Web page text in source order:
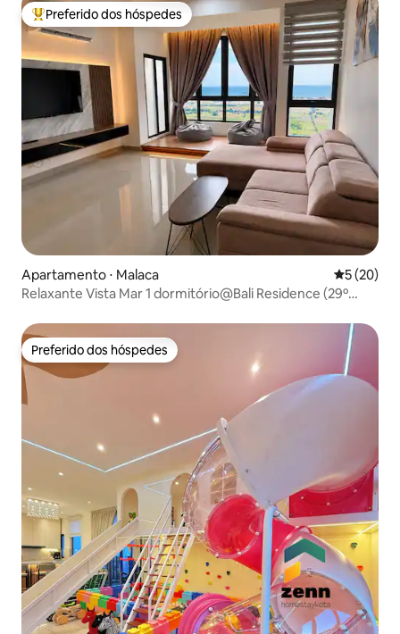
Entre os melhores preferidos dos hóspedes
Preferido dos hóspedes
Apartamento ⋅ Malaca 5 de uma
5 (20)
Relaxante Vista Mar 1 dormitório@Bali Residence (29º
Preferido dos hóspedes
Preferido dos hóspedes